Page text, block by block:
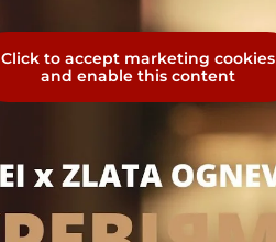
Click to accept marketing cookies
and enable this content